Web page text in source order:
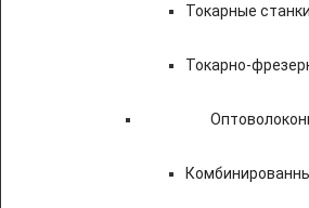
Токарные
Токарно-